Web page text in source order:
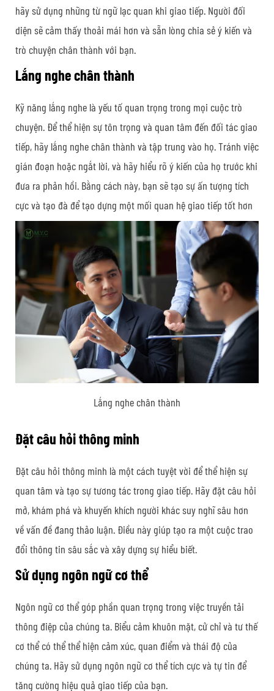
hãy sử dụng những từ ngữ lạc quan khi giao tiếp. Người đối
diện sẽ cảm thấy thoải mái hơn và sẵn lòng chia sẻ ý kiến và
trò chuyện chân thành với bạn.
Lắng nghe chân thành
Kỹ năng lắng nghe là yếu tố quan trọng trong mọi cuộc trò
chuyện. Để thể hiện sự tôn trọng và quan tâm đến đối tác giao
tiếp, hãy lắng nghe chân thành và tập trung vào họ. Tránh việc
gián đoạn hoặc ngắt lời, và hãy hiểu rõ ý kiến của họ trước khi
đưa ra phản hồi. Bằng cách này, bạn sẽ tạo sự ấn tượng tích
cực và tạo đà để tạo dựng một mối quan hệ giao tiếp tốt hơn
Lắng nghe chân thành
Đặt câu hỏi thông minh
Đặt câu hỏi thông minh là một cách tuyệt vời để thể hiện sự
quan tâm và tạo sự tương tác trong giao tiếp. Hãy đặt câu hỏi
mở, khám phá và khuyến khích người khác suy nghĩ sâu hơn
về vấn đề đang thảo luận. Điều này giúp tạo ra một cuộc trao
đổi thông tin sâu sắc và xây dựng sự hiểu biết.
Sử dụng ngôn ngữ cơ thể
Ngôn ngữ cơ thể góp phần quan trọng trong việc truyền tải
thông điệp của chúng ta. Biểu cảm khuôn mặt, cử chỉ và tư thế
cơ thể có thể thể hiện cảm xúc, quan điểm và thái độ của
chúng ta. Hãy sử dụng ngôn ngữ cơ thể tích cực và tự tin để
tăng cường hiệu quả giao tiếp của bạn.